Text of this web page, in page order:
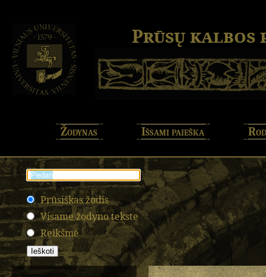
Prūsų kalbos
Žodynas Išsami paieška
Prūsiškas žodis
Visame žodyno tekste
Reikšmė